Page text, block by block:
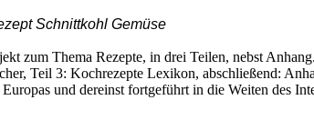
Schnittkohl Gemüse
zum Thema Rezepte, in drei Teilen, nebst Anhang.
Teil 3: Kochrezepte Lexikon, abschließend:
und dereinst fortgeführt in die Weiten des